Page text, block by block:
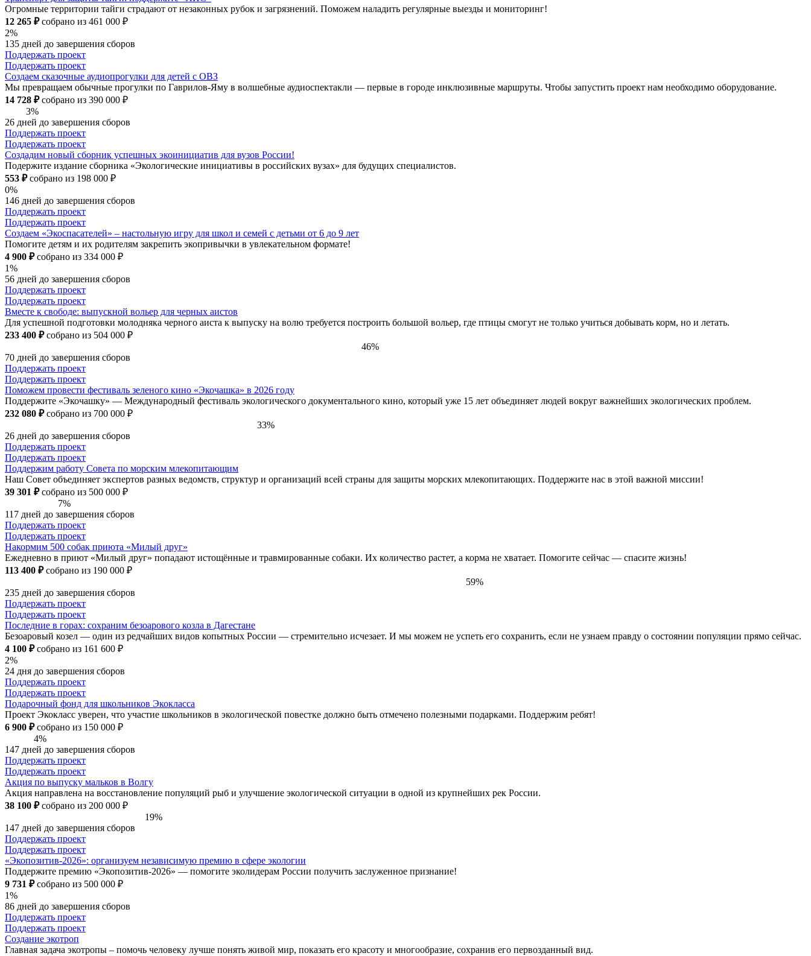
Огромные территории тайги страдают от незаконных рубок и загрязнений. Поможем наладить регулярные выезды и мониторинг!
12 265 ₽собрано из 461 000 ₽
2%
135 дней до завершения сборов
Поддержать проект
Поддержать проект
Создаем сказочные аудиопрогулки для детей с ОВЗ
Мы превращаем обычные прогулки по Гаврилов-Яму в волшебные аудиоспектакли — первые в городе инклюзивные маршруты. Чтобы запустить проект нам необходимо оборудование.
14 728 ₽собрано из 390 000 ₽
3%
26 дней до завершения сборов
Поддержать проект
Поддержать проект
Создадим новый сборник успешных экоинициатив для вузов России!
Подержите издание сборника «Экологические инициативы в российских вузах» для будущих специалистов.
553 ₽собрано из 198 000 ₽
0%
146 дней до завершения сборов
Поддержать проект
Поддержать проект
Создаем «Экоспасателей» – настольную игру для школ и семей с детьми от 6 до 9 лет
Помогите детям и их родителям закрепить экопривычки в увлекательном формате!
4 900 ₽собрано из 334 000 ₽
1%
56 дней до завершения сборов
Поддержать проект
Поддержать проект
Вместе к свободе: выпускной вольер для черных аистов
Для успешной подготовки молодняка черного аиста к выпуску на волю требуется построить большой вольер, где птицы смогут не только учиться добывать корм, но и летать.
233 400 ₽собрано из 504 000 ₽
46%
70 дней до завершения сборов
Поддержать проект
Поддержать проект
Поможем провести фестиваль зеленого кино «Экочашка» в 2026 году
Поддержите «Экочашку» — Международный фестиваль экологического документального кино, который уже 15 лет объединяет людей вокруг важнейших экологических проблем.
232 080 ₽собрано из 700 000 ₽
33%
26 дней до завершения сборов
Поддержать проект
Поддержать проект
Поддержим работу Совета по морским млекопитающим
Наш Совет объединяет экспертов разных ведомств, структур и организаций всей страны для защиты морских млекопитающих. Поддержите нас в этой важной миссии!
39 301 ₽собрано из 500 000 ₽
7%
117 дней до завершения сборов
Поддержать проект
Поддержать проект
Накормим 500 собак приюта «Милый друг»
Ежедневно в приют «Милый друг» попадают истощённые и травмированные собаки. Их количество растет, а корма не хватает. Помогите сейчас — спасите жизнь!
113 400 ₽собрано из 190 000 ₽
59%
235 дней до завершения сборов
Поддержать проект
Поддержать проект
Последние в горах: сохраним безоарового козла в Дагестане
Безоаровый козел — один из редчайших видов копытных России — стремительно исчезает. И мы можем не успеть его сохранить, если не узнаем правду о состоянии популяции прямо сейчас.
4 100 ₽собрано из 161 600 ₽
2%
24 дня до завершения сборов
Поддержать проект
Поддержать проект
Подарочный фонд для школьников Экокласса
Проект Экокласс уверен, что участие школьников в экологической повестке должно быть отмечено полезными подарками. Поддержим ребят!
6 900 ₽собрано из 150 000 ₽
4%
147 дней до завершения сборов
Поддержать проект
Поддержать проект
Акция по выпуску мальков в Волгу
Акция направлена на восстановление популяций рыб и улучшение экологической ситуации в одной из крупнейших рек России.
38 100 ₽собрано из 200 000 ₽
19%
147 дней до завершения сборов
Поддержать проект
Поддержать проект
«Экопозитив-2026»: организуем независимую премию в сфере экологии
Поддержите премию «Экопозитив-2026» — помогите эколидерам России получить заслуженное признание!
9 731 ₽собрано из 500 000 ₽
1%
86 дней до завершения сборов
Поддержать проект
Поддержать проект
Создание экотроп
Главная задача экотропы – помочь человеку лучше понять живой мир, показать его красоту и многообразие, сохранив его первозданный вид.